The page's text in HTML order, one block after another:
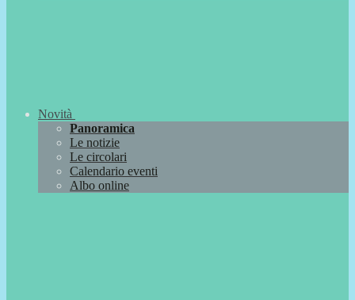
Novità
Panoramica
Le notizie
Le circolari
Calendario eventi
Albo online